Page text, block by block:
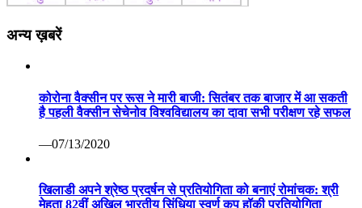
अन्य ख़बरें
कोरोना वैक्सीन पर रूस ने मारी बाजी: सितंबर तक बाजार में आ सकती
है पहली वैक्सीन सेचेनोव विश्वविद्यालय का दावा सभी परीक्षण रहे सफल
—07/13/2020
खिलाडी अपने श्रेष्ठ प्रदर्षन से प्रतियोगिता को बनाएं रोमांचक: श्री
मेहता 82वीं अखिल भारतीय सिंधिया स्वर्ण कप हॉकी प्रतियोगिता